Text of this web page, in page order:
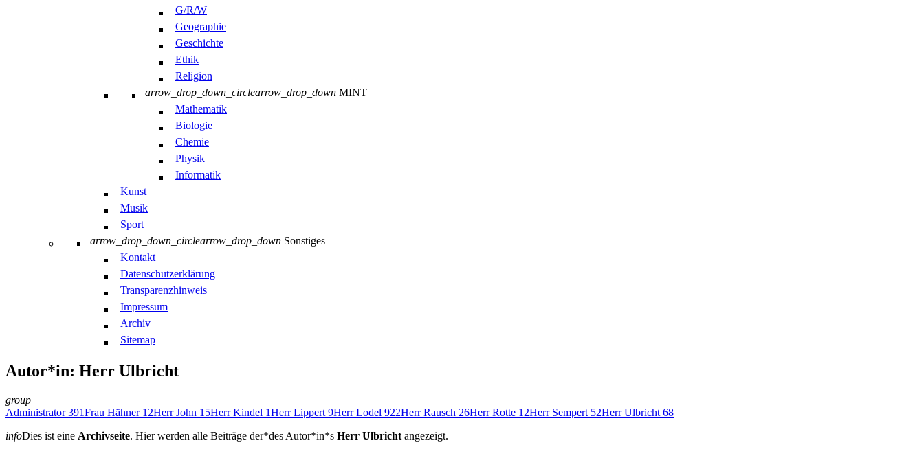
G/R/W
Geographie
Geschichte
Ethik
Religion
arrow_drop_down_circlearrow_drop_down MINT
Mathematik
Biologie
Chemie
Physik
Informatik
Kunst
Musik
Sport
arrow_drop_down_circlearrow_drop_down Sonstiges
Kontakt
Datenschutzerklärung
Transparenzhinweis
Impressum
Archiv
Sitemap
Autor*in: Herr Ulbricht
group
Administrator391Frau Hähner 12Herr John 15Herr Kindel 1Herr Lippert 9Herr Lodel 922Herr Rausch 26Herr Rotte 12Herr Sempert 52Herr Ulbricht 68
infoDies ist eine Archivseite. Hier werden alle Beiträge der*des Autor*in*s Herr Ulbricht angezeigt.